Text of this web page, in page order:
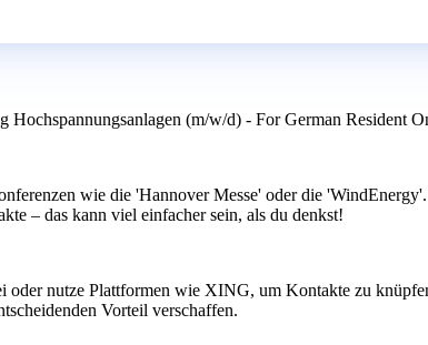
(m/w/d) - For German Resident
wie die 'Hannover Messe' oder die
– das kann viel einfacher sein, als du denkst!
oder nutze Plattformen wie XING, um Kontakte zu
Vorteil verschaffen.